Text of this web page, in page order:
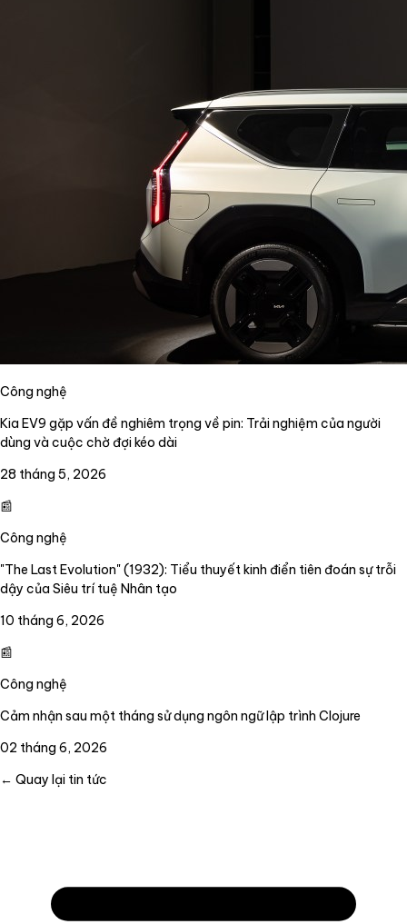
Công nghệ
Kia EV9 gặp vấn đề nghiêm trọng về pin: Trải nghiệm của người
dùng và cuộc chờ đợi kéo dài
28 tháng 5, 2026
📰
Công nghệ
"The Last Evolution" (1932): Tiểu thuyết kinh điển tiên đoán sự trỗi
dậy của Siêu trí tuệ Nhân tạo
10 tháng 6, 2026
📰
Công nghệ
Cảm nhận sau một tháng sử dụng ngôn ngữ lập trình Clojure
02 tháng 6, 2026
← Quay lại tin tức